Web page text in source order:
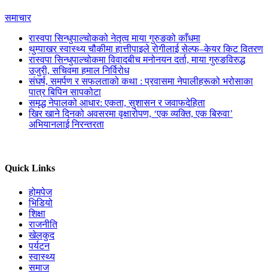
समाचार
रास्वपा सिन्धुपाल्चोकको नेतृत्व माया गुरुङको काँधमा
थुम्पाखर स्वास्थ्य चौकीमा हात्तीपाइले रोगीलाई सेल्फ–केयर किट वितरण
रास्वपा सिन्धुपाल्चोकमा विवादबीच मनोनयन दर्ता, माया गुरुङविरुद्ध
उजुरी, सचिवमा हमाल निर्विरोध
संघर्ष, समर्पण र सफलताको कथा : प्रवासमा नेपालीहरूको भरोसाका
पात्र बिपिन सापकोटा
समृद्ध नेपालको आधार: एकता, सुशासन र जवाफदेहिता
खिर खाने दिनको अवसरमा वृक्षारोपण, ‘एक व्यक्ति, एक बिरुवा’
अभियानलाई निरन्तरता
Quick Links
होमपेज
भिडियो
शिक्षा
राजनीति
खेलकुद
पर्यटन
स्वास्थ्य
समाज